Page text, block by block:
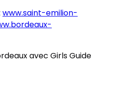
www.saint-emilion-
avec Girls Guide